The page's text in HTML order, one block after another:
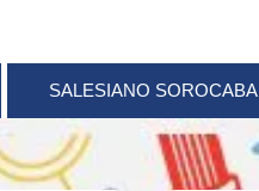
SALESIANO SOROCABA